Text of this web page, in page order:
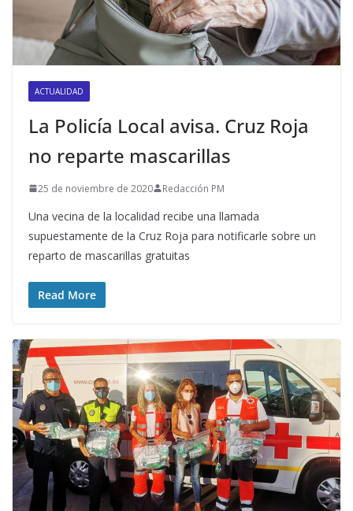
ACTUALIDAD
La Policía Local avisa. Cruz Roja
no reparte mascarillas
25 de noviembre de 2020 Redacción PM
Una vecina de la localidad recibe una llamada
supuestamente de la Cruz Roja para notificarle sobre un
reparto de mascarillas gratuitas
Read More